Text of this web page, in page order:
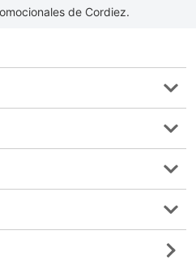
de Cordiez.
Sorteos